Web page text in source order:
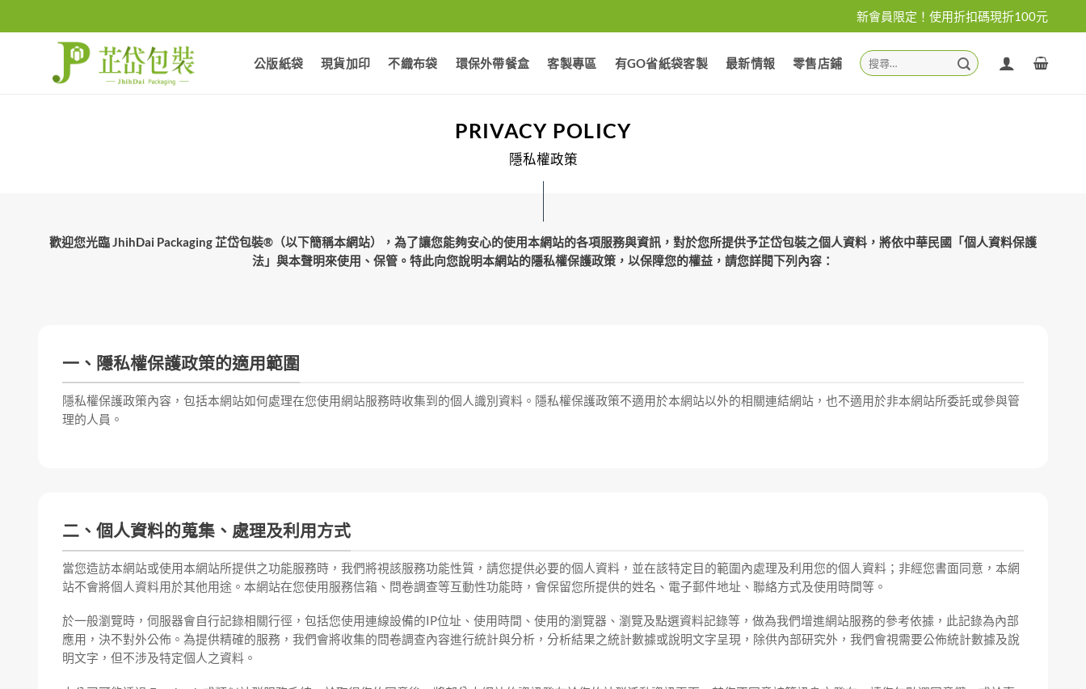
新會員限定！使用折扣碼現折100元
公版紙袋 現貨加印 不織布袋 環保外帶餐盒 客製專區 有GO省紙袋客製 最新情報 零售店鋪
搜
尋
PRIVACY POLICY
隱私權政策
歡迎您光臨 JhihDai Packaging 芷岱包裝®（以下簡稱本網站），為了讓您能夠安心的使用本網站的各項服務與資訊，對於您所提供予芷岱包裝之個人資料，將依中華民國「個人資料保護
法」與本聲明來使用、保管。特此向您說明本網站的隱私權保護政策，以保障您的權益，請您詳閱下列內容：
一、隱私權保護政策的適用範圍
隱私權保護政策內容，包括本網站如何處理在您使用網站服務時收集到的個人識別資料。隱私權保護政策不適用於本網站以外的相關連結網站，也不適用於非本網站所委託或參與管
理的人員。
二、個人資料的蒐集、處理及利用方式
當您造訪本網站或使用本網站所提供之功能服務時，我們將視該服務功能性質，請您提供必要的個人資料，並在該特定目的範圍內處理及利用您的個人資料；非經您書面同意，本網
站不會將個人資料用於其他用途。本網站在您使用服務信箱、問卷調查等互動性功能時，會保留您所提供的姓名、電子郵件地址、聯絡方式及使用時間等。
於一般瀏覽時，伺服器會自行記錄相關行徑，包括您使用連線設備的IP位址、使用時間、使用的瀏覽器、瀏覽及點選資料記錄等，做為我們增進網站服務的參考依據，此記錄為內部
應用，決不對外公佈。為提供精確的服務，我們會將收集的問卷調查內容進行統計與分析，分析結果之統計數據或說明文字呈現，除供內部研究外，我們會視需要公佈統計數據及說
明文字，但不涉及特定個人之資料。